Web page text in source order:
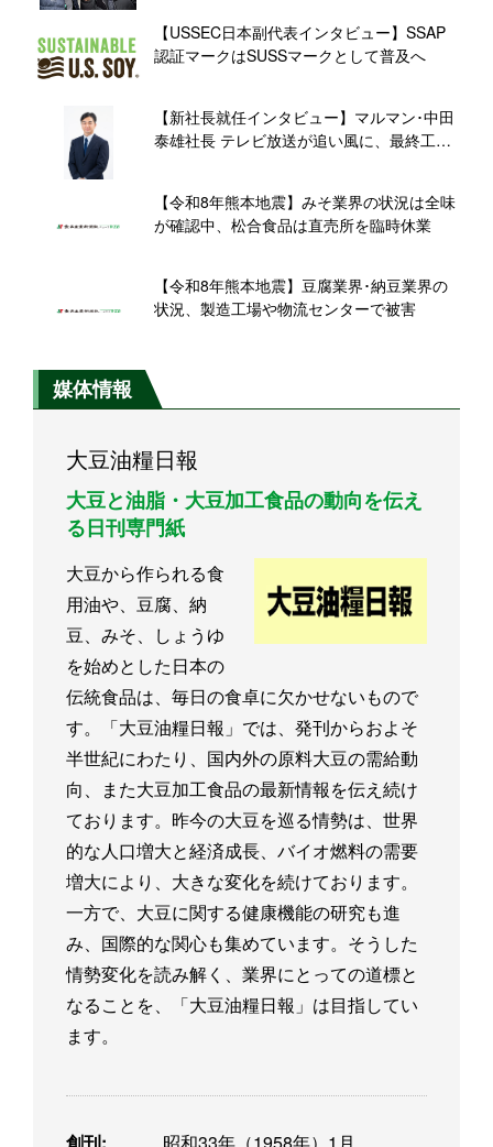
【USSEC日本副代表インタビュー】SSAP
認証マークはSUSSマークとして普及へ
【新社長就任インタビュー】マルマン･中田
泰雄社長 テレビ放送が追い風に、最終工程
【令和8年熊本地震】みそ業界の状況は全味
が確認中、松合食品は直売所を臨時休業
【令和8年熊本地震】豆腐業界･納豆業界の
状況、製造工場や物流センターで被害
媒体情報
大豆油糧日報
大豆と油脂・大豆加工食品の動向を伝え
る日刊専門紙
大豆から作られる食
用油や、豆腐、納
豆、みそ、しょうゆ
を始めとした日本の
伝統食品は、毎日の食卓に欠かせないもので
す。「大豆油糧日報」では、発刊からおよそ
半世紀にわたり、国内外の原料大豆の需給動
向、また大豆加工食品の最新情報を伝え続け
ております。昨今の大豆を巡る情勢は、世界
的な人口増大と経済成長、バイオ燃料の需要
増大により、大きな変化を続けております。
一方で、大豆に関する健康機能の研究も進
み、国際的な関心も集めています。そうした
情勢変化を読み解く、業界にとっての道標と
なることを、「大豆油糧日報」は目指してい
ます。